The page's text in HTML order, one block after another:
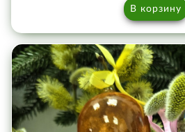
В корзину